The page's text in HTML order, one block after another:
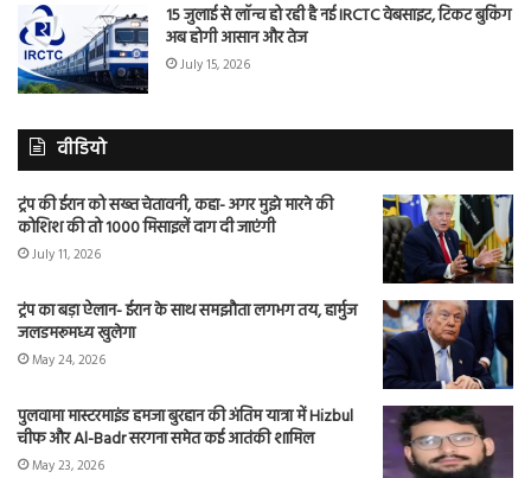
15 जुलाई से लॉन्च हो रही है नई IRCTC वेबसाइट, टिकट बुकिंग
अब होगी आसान और तेज
July 15, 2026
वीडियो
ट्रंप की ईरान को सख्त चेतावनी, कहा- अगर मुझे मारने की
कोशिश की तो 1000 मिसाइलें दाग दी जाएंगी
July 11, 2026
ट्रंप का बड़ा ऐलान- ईरान के साथ समझौता लगभग तय, हार्मुज
जलडमरूमध्य खुलेगा
May 24, 2026
पुलवामा मास्टरमाइंड हमजा बुरहान की अंतिम यात्रा में Hizbul
चीफ और Al-Badr सरगना समेत कई आतंकी शामिल
May 23, 2026